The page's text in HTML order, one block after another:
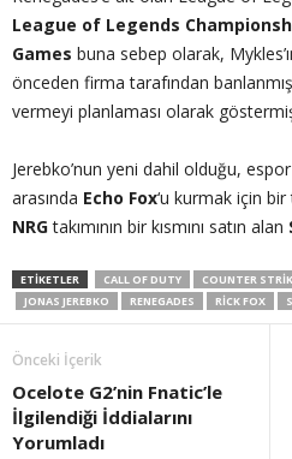
League of Legends
Games buna sebep olarak,
önceden firma tarafından
vermeyi planlaması olarak
Jerebko’nun yeni dahil olduğu,
arasında Echo Fox‘u kurmak için bir
NRGtakımının bir kısmını satın alan
ETIKETLER CALL OF DUTY COUNTER
JONAS JEREBKO
RENEGADES RICK FOX
Önceki İçerik
Ocelote G2’nin Fnatic’le
İlgilendiği İddialarını
Yorumladı